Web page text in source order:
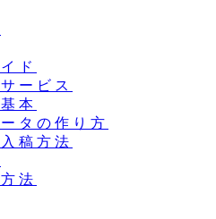
ド
ービス
本
タの作り方
稿方法
法